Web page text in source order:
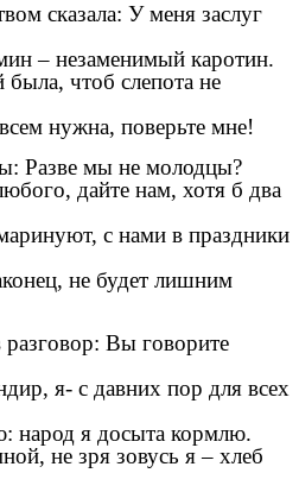
сказала: У меня заслуг
– незаменимый каротин.
чтоб слепота не
нужна, поверьте мне!
Разве мы не молодцы?
дайте нам, хотя б два
с нами в праздники
не будет лишним
Вы говорите
я- с давних пор для всех
народ я досыта кормлю.
не зря зовусь я – хлеб